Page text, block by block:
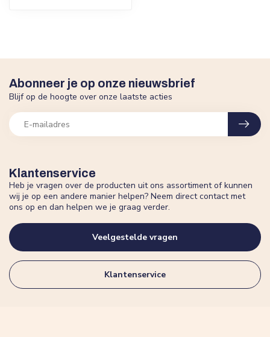
Klantenservice
Heb je vragen over de producten uit ons assortiment of kunnen
wij je op een andere manier helpen? Neem direct contact met
ons op en dan helpen we je graag verder.
Veelgestelde vragen
Klantenservice
Abonneer je op onze nieuwsbrief
Blijf op de hoogte over onze laatste acties